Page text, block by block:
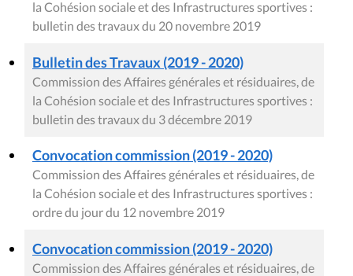
la Cohésion sociale et des Infrastructures sportives :
bulletin des travaux du 20 novembre 2019
Bulletin des Travaux (2019 - 2020)
Commission des Affaires générales et résiduaires, de
la Cohésion sociale et des Infrastructures sportives :
bulletin des travaux du 3 décembre 2019
Convocation commission (2019 - 2020)
Commission des Affaires générales et résiduaires, de
la Cohésion sociale et des Infrastructures sportives :
ordre du jour du 12 novembre 2019
Convocation commission (2019 - 2020)
Commission des Affaires générales et résiduaires, de